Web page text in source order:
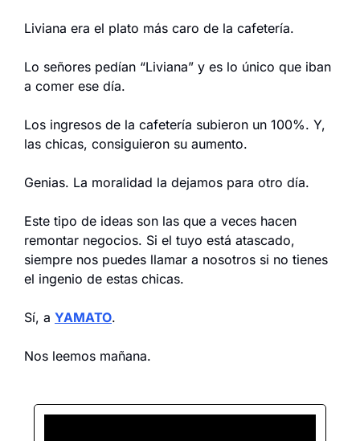
Liviana era el plato más caro de la cafetería.
Lo señores pedían “Liviana” y es lo único que iban
a comer ese día.
Los ingresos de la cafetería subieron un 100%. Y,
las chicas, consiguieron su aumento.
Genias. La moralidad la dejamos para otro día.
Este tipo de ideas son las que a veces hacen
remontar negocios. Si el tuyo está atascado,
siempre nos puedes llamar a nosotros si no tienes
el ingenio de estas chicas.
Sí, a YAMATO.
Nos leemos mañana.